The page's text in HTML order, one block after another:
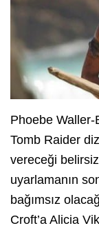
Phoebe Waller-
Tomb Raider
vereceği
uyarlamanın
bağımsız
Croft’a Alicia